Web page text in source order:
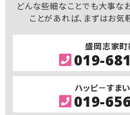
どんな些細なことでも大事な
ことがあれば、まずはお気
盛岡志家
019-
ハッピ－すま
019-